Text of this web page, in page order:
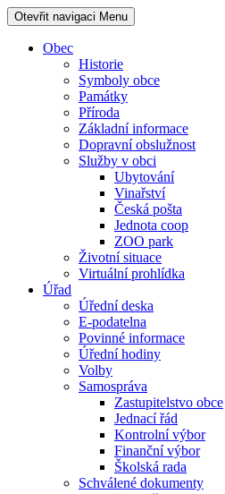
Otevřit navigaci Menu
Obec
Historie
Symboly obce
Památky
Příroda
Základní informace
Dopravní obslužnost
Služby v obci
Ubytování
Vinařství
Česká pošta
Jednota coop
ZOO park
Životní situace
Virtuální prohlídka
Úřad
Úřední deska
E-podatelna
Povinné informace
Úřední hodiny
Volby
Samospráva
Zastupitelstvo obce
Jednací řád
Kontrolní výbor
Finanční výbor
Školská rada
Schválené dokumenty